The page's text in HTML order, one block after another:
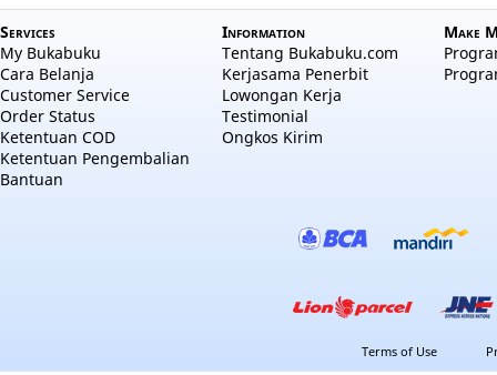
Services
My Bukabuku
Cara Belanja
Customer Service
Order Status
Ketentuan COD
Ketentuan Pengembalian
Bantuan
Information
Tentang Bukabuku.com
Kerjasama Penerbit
Lowongan Kerja
Testimonial
Ongkos Kirim
Make
Terms of Use